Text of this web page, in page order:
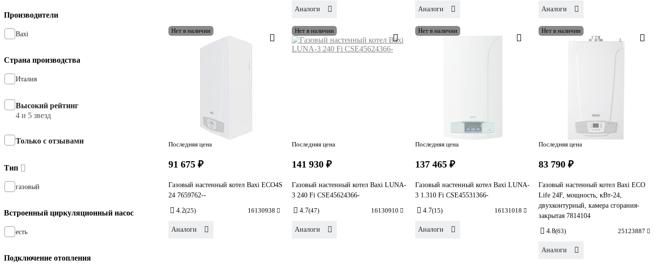
Производители
Baxi
Страна производства
Италия
Высокий рейтинг
4 и 5 звезд
Только с отзывами
Тип
газовый
Встроенный циркуляционный насос
есть
Подключение отопления
Аналоги Аналоги Аналоги
Нет в наличии
Последняя цена
91 675 ₽
Газовый настенный котел Baxi ECO4S
24 7659762--
4.2(25) 16130938
Аналоги
Нет в наличии
Последняя цена
141 930 ₽
Газовый настенный котел Baxi LUNA-
3 240 Fi CSE45624366-
4.7(47) 16130910
Аналоги
Нет в наличии
Последняя цена
137 465 ₽
Газовый настенный котел Baxi LUNA-
3 1.310 Fi CSE45531366-
4.7(15) 16131018
Аналоги
Нет в наличии
Последняя цена
83 790 ₽
Газовый настенный котел Baxi ECO
Life 24F, мощность, кВт-24,
двухконтурный, камера сгорания-
закрытая 7814104
4.8(63) 25123887
Аналоги